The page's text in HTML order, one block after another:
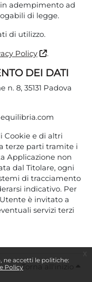
ne accetti le politiche:
Policy
x
adempimento ad
di legge.
di utilizzo.
Policy .
DEI DATI
n. 8, 35131 Padova
Cookie e di altri
terze parti tramite i
Applicazione non
dal Titolare, ogni
di tracciamento
indicativo. Per
è invitato a
servizi terzi
Torna all'inizio